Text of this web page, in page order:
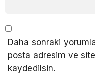
Daha sonraki
posta adresim ve
kaydedilsin.